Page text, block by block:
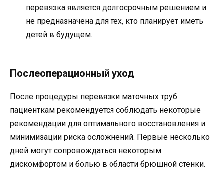
перевязка является долгосрочным решением и
не предназначена для тех, кто планирует иметь
детей в будущем.
Послеоперационный уход
После процедуры перевязки маточных труб
пациенткам рекомендуется соблюдать некоторые
рекомендации для оптимального восстановления и
минимизации риска осложнений. Первые несколько
дней могут сопровождаться некоторым
дискомфортом и болью в области брюшной стенки.